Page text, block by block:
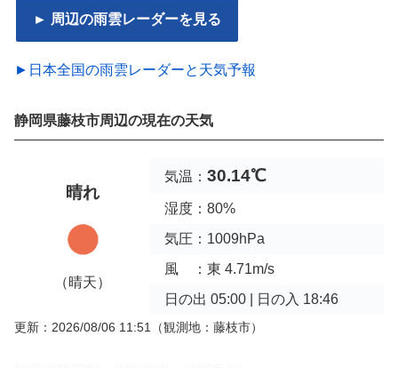
► 周辺の雨雲レーダーを見る
►日本全国の雨雲レーダーと天気予報
静岡県藤枝市周辺の現在の天気
晴れ
（晴天）
気温： 30.14℃
湿度：80%
気圧：1009hPa
風 ：東 4.71m/s
日の出 05:00 | 日の入 18:46
更新：2026/08/06 11:51 （観測地：藤枝市）